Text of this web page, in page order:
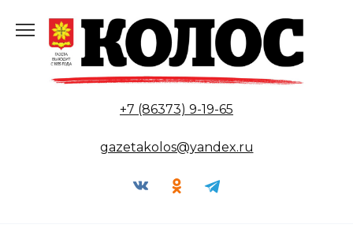
содержанию
+7 (86373) 9-19-65
gazetakolos@yandex.ru